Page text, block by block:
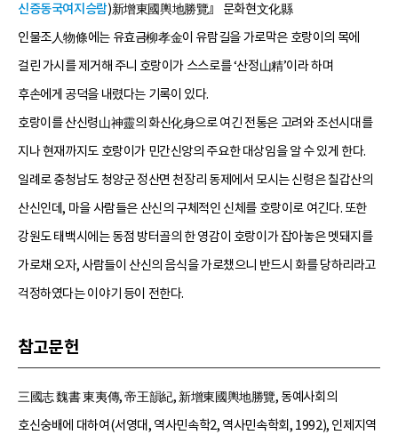
신증동국여지승람)新增東國輿地勝覽』 문화현文化縣
인물조人物條에는 유효금柳孝金이 유람길을 가로막은 호랑이의 목에
걸린 가시를 제거해 주니 호랑이가 스스로를 ‘산정山精’이라 하며
후손에게 공덕을 내렸다는 기록이 있다.
호랑이를 산신령山神靈의 화신化身으로 여긴 전통은 고려와 조선시대를
지나 현재까지도 호랑이가 민간신앙의 주요한 대상임을 알 수 있게 한다.
일례로 충청남도 청양군 정산면 천장리 동제에서 모시는 신령은 칠갑산의
산신인데, 마을 사람들은 산신의 구체적인 신체를 호랑이로 여긴다. 또한
강원도 태백시에는 동점 방터골의 한 영감이 호랑이가 잡아놓은 멧돼지를
가로채 오자, 사람들이 산신의 음식을 가로챘으니 반드시 화를 당하리라고
걱정하였다는 이야기 등이 전한다.
참고문헌
三國志 魏書 東夷傳, 帝王韻紀, 新增東國輿地勝覽, 동예사회의
호신숭배에 대하여(서영대, 역사민속학2, 역사민속학회, 1992), 인제지역